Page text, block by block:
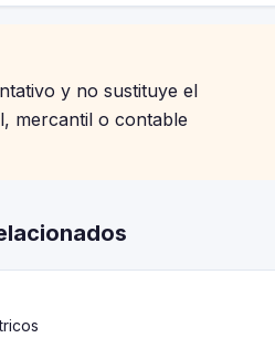
y no sustituye el
mercantil o contable